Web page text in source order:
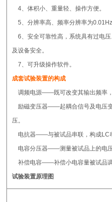
4、体积小、重量轻、操作方便。
5、分辨率高、频率分辨率为
6、安全可靠性高，系统具有过电
及设备安全。
7、可升级操作软件。
成套试验装置的构成
调频电源——既可改变其输出频率，
励磁变压器——起耦合信号及电压
压。
电抗器——与被试品串联，构成LC
电容分压器——测量被试品上的电压
补偿电容——补偿小电容量被试品调
试验装置原理图